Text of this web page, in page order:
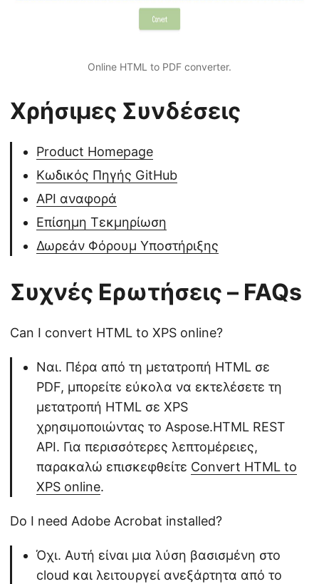
Online HTML to PDF converter.
Χρήσιμες Συνδέσεις
Product Homepage
Κωδικός Πηγής GitHub
API αναφορά
Επίσημη Τεκμηρίωση
Δωρεάν Φόρουμ Υποστήριξης
Συχνές Ερωτήσεις – FAQs
Can I convert HTML to XPS online?
Ναι. Πέρα από τη μετατροπή HTML σε
PDF, μπορείτε εύκολα να εκτελέσετε τη
μετατροπή HTML σε XPS
χρησιμοποιώντας το Aspose.HTML REST
API. Για περισσότερες λεπτομέρειες,
παρακαλώ επισκεφθείτε Convert HTML to
XPS online.
Do I need Adobe Acrobat installed?
Όχι. Αυτή είναι μια λύση βασισμένη στο
cloud και λειτουργεί ανεξάρτητα από το